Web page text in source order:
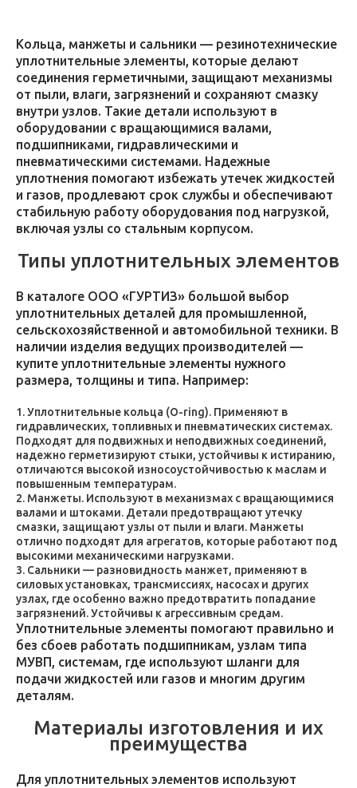
Кольца, манжеты и сальники — резинотехнические
уплотнительные элементы, которые делают
соединения герметичными, защищают механизмы
от пыли, влаги, загрязнений и сохраняют смазку
внутри узлов. Такие детали используют в
оборудовании с вращающимися валами,
подшипниками, гидравлическими и
пневматическими системами. Надежные
уплотнения помогают избежать утечек жидкостей
и газов, продлевают срок службы и обеспечивают
стабильную работу оборудования под нагрузкой,
включая узлы со стальным корпусом.
Типы уплотнительных элементов
В каталоге ООО «ГУРТИЗ» большой выбор
уплотнительных деталей для промышленной,
сельскохозяйственной и автомобильной техники. В
наличии изделия ведущих производителей —
купите уплотнительные элементы нужного
размера, толщины и типа. Например:
Уплотнительные кольца (O-ring). Применяют в
гидравлических, топливных и пневматических системах.
Подходят для подвижных и неподвижных соединений,
надежно герметизируют стыки, устойчивы к истиранию,
отличаются высокой износоустойчивостью к маслам и
повышенным температурам.
Манжеты. Используют в механизмах с вращающимися
валами и штоками. Детали предотвращают утечку
смазки, защищают узлы от пыли и влаги. Манжеты
отлично подходят для агрегатов, которые работают под
высокими механическими нагрузками.
Сальники — разновидность манжет, применяют в
силовых установках, трансмиссиях, насосах и других
узлах, где особенно важно предотвратить попадание
загрязнений. Устойчивы к агрессивным средам.
Уплотнительные элементы помогают правильно и
без сбоев работать подшипникам, узлам типа
МУВП, системам, где используют шланги для
подачи жидкостей или газов и многим другим
деталям.
Материалы изготовления и их
преимущества
Для уплотнительных элементов используют